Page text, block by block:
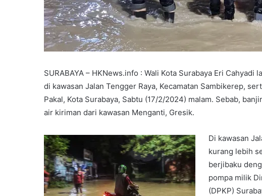
SURABAYA – HKNews.info : Wali Kota Surabaya Eri
di kawasan Jalan Tengger Raya, Kecamatan Sambikerep,
Pakal, Kota Surabaya, Sabtu (17/2/2024) malam. Sebab,
air kiriman dari kawasan Menganti, Gresik.
Di kawasan
kurang lebih
berjibaku
pompa milik
(DPKP)